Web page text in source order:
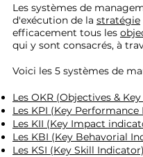
Les systèmes de
d'exécution de la stratégie
efficacement tous les
qui y sont consacrés, à
Voici les 5 systèmes de
Les OKR (Objectives &
Les KPI (Key
Les KII (Key Impact
Les KBI (Key Behavorial
Les KSI (Key Skill Indicator)